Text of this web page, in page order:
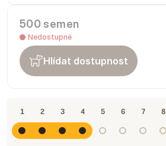
500 semen
Nedostupné
Hlídat dostupnost
1 2 3 4 5 6 7 8